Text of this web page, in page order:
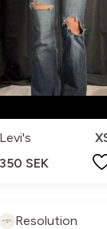
Levi's
350 SEK
Resolution